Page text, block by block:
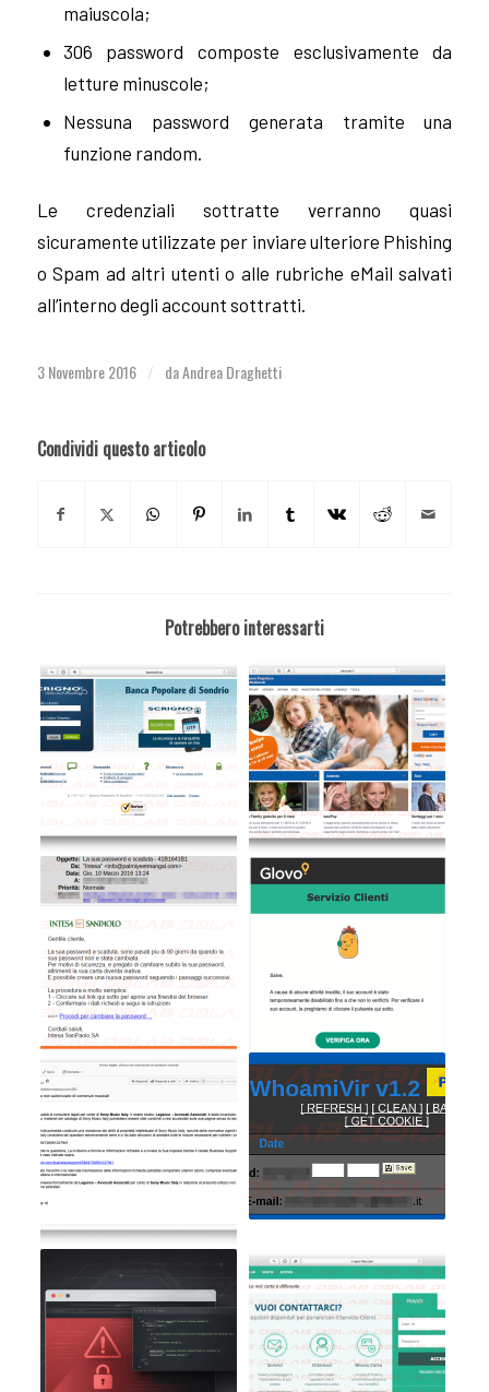
maiuscola;
306 password composte esclusivamente da
letture minuscole;
Nessuna password generata tramite una
funzione random.
Le credenziali sottratte verranno quasi
sicuramente utilizzate per inviare ulteriore Phishing
o Spam ad altri utenti o alle rubriche eMail salvati
all’interno degli account sottratti.
3 Novembre 2016 / daAndrea Draghetti
Condividi questo articolo
Potrebbero interessarti